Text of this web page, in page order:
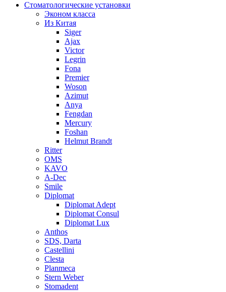
Стоматологические установки
Эконом класса
Из Китая
Siger
Ajax
Victor
Legrin
Fona
Premier
Woson
Azimut
Anya
Fengdan
Mercury
Foshan
Helmut Brandt
Ritter
OMS
KAVO
A-Dec
Smile
Diplomat
Diplomat Adept
Diplomat Consul
Diplomat Lux
Anthos
SDS, Darta
Castellini
Clesta
Planmeca
Stern Weber
Stomadent